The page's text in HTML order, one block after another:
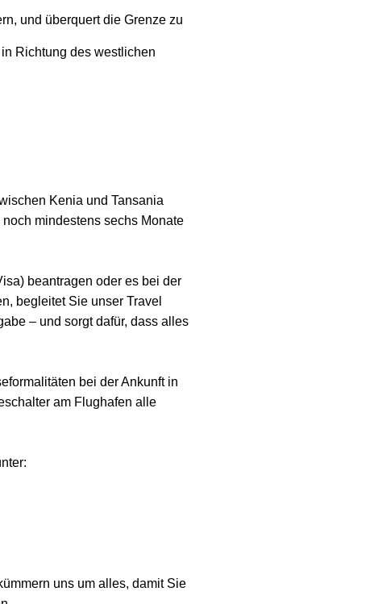
und überquert die Grenze zu
Richtung des westlichen
Kenia und Tansania
mindestens sechs Monate
beantragen oder es bei der
begleitet Sie unser Travel
– und sorgt dafür, dass alles
bei der Ankunft in
am Flughafen alle
uns um alles, damit Sie